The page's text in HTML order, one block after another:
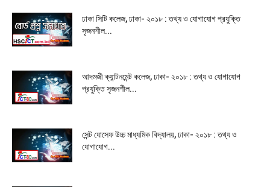
ঢাকা সিটি কলেজ, ঢাকা- ২০১৮ : তথ্য ও যোগাযোগ প্রযুক্তি
সৃজনশীল...
আদমজী ক্যান্টনমেন্ট কলেজ, ঢাকা- ২০১৮ : তথ্য ও যোগাযোগ
প্রযুক্তি সৃজনশীল...
সেন্ট যোসেফ উচ্চ মাধ্যমিক বিদ্যালয়, ঢাকা- ২০১৮ : তথ্য ও
যোগাযোগ...